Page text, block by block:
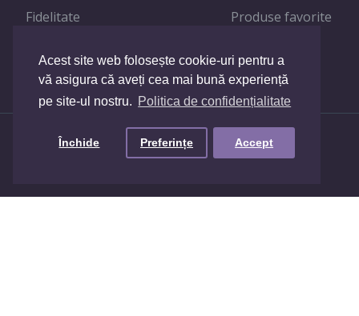
Acest site web folosește cookie-uri pentru a
vă asigura că aveți cea mai bună experiență
pe site-ul nostru. Politica de confidențialitate
Închide Preferințe Accept
Fidelitate
Blog
Produse favorite
© 2024 - Toate drepturile rezervate!